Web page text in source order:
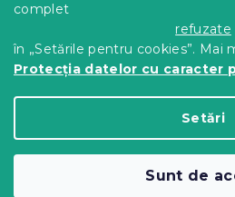
complet
refuzate
în „Setările pentru cookies”. Mai
Protecția datelor cu caracter
Setări
Sunt de
Pentru parteneri
Drepturi de autor 2026
drepturile rezervate. Editați